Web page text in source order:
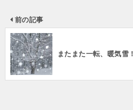
前の記事
またまた一転、暖気雪！